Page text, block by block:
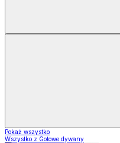
Pokaż wszystko
Wszystko z Gotowe dywany